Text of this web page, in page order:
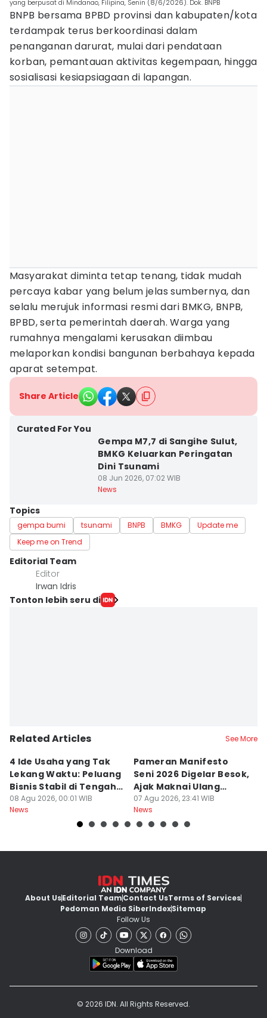
yang berpusat di Mindanao, Filipina, Senin (8/6/2026). Dok. BNPB
BNPB bersama BPBD provinsi dan kabupaten/kota
terdampak terus berkoordinasi dalam
penanganan darurat, mulai dari pendataan
korban, pemantauan aktivitas kegempaan, hingga
sosialisasi kesiapsiagaan di lapangan.
Masyarakat diminta tetap tenang, tidak mudah
percaya kabar yang belum jelas sumbernya, dan
selalu merujuk informasi resmi dari BMKG, BNPB,
BPBD, serta pemerintah daerah. Warga yang
rumahnya mengalami kerusakan diimbau
melaporkan kondisi bangunan berbahaya kepada
aparat setempat.
Share Article
Curated For You
Gempa M7,7 di Sangihe Sulut,
BMKG Keluarkan Peringatan
Dini Tsunami
08 Jun 2026, 07:02 WIB
News
Topics
gempa bumi tsunami BNPB BMKG
Update me
Keep me on Trend
Editorial Team
Editor
Irwan Idris
Tonton lebih seru di
Related Articles See More
4 Ide Usaha yang Tak
Lekang Waktu: Peluang
Bisnis Stabil di Tengah
Perubahan
08 Agu 2026, 00:01 WIB
News
Pameran Manifesto
Seni 2026 Digelar Besok,
Ajak Maknai Ulang
Maritim
07 Agu 2026, 23:41 WIB
News
About UsEditorial TeamContact UsTerms of Services
Pedoman Media SiberIndexSitemap
Follow Us
Download
© 2026 IDN. All Rights Reserved.